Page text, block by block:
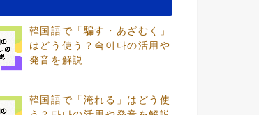
韓国語で「騙す・あざむく」
はどう使う？속이다の活用や
発音を解説
韓国語で「淹れる」はどう使